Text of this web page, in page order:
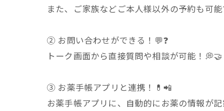
また、ご家族などご本人様以外の予約も可能
② お問い合わせができる！💬❓
トーク画面から直接質問や相談が可能！💭🤝
③ お薬手帳アプリと連携！💊📲
お薬手帳アプリに、自動的にお薬の情報が